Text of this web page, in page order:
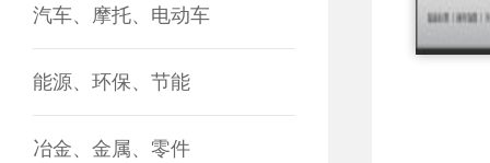
汽车、摩托、电动车
能源、环保、节能
冶金、金属、零件